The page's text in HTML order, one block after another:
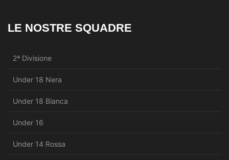
LE NOSTRE SQUADRE
2ª Divisione
Under 18 Nera
Under 18 Bianca
Under 16
Under 14 Rossa